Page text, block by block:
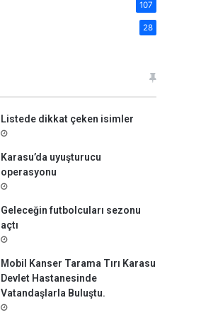
107
28
Listede dikkat çeken isimler
Karasu’da uyuşturucu
operasyonu
Geleceğin futbolcuları sezonu
açtı
Mobil Kanser Tarama Tırı Karasu
Devlet Hastanesinde
Vatandaşlarla Buluştu.